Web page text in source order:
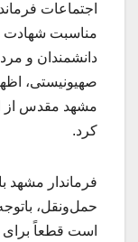
اجتماعات
مناسبت شهادت
دانشمندان و
صهیونیستی،
مشهد مقدس از
کرد.
فرماندار مشهد
حمل‌ونقل،
است قطعاً برای